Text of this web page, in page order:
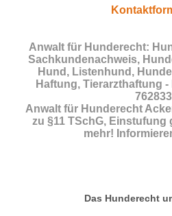
Anwalt für Hunderecht:
Sachkundenachweis,
Hund, Listenhund,
Haftung, Tierarzthaftung
762833
Anwalt für Hunderecht
zu §11 TSchG, Einstufung
mehr!
Das Hunderecht